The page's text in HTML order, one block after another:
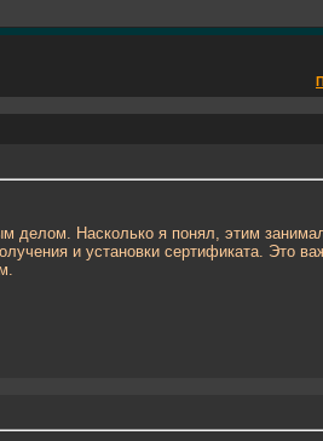
делом. Насколько я понял, этим
и установки сертификата. Это